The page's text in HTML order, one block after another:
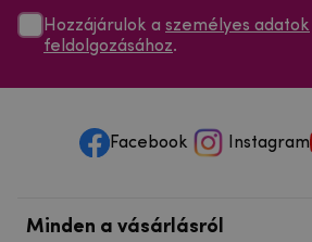
Hozzájárulok a személyes adatok
feldolgozásához.
Facebook Instagram
Minden a vásárlásról